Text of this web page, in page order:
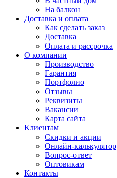
На балкон
Доставка и оплата
Как сделать заказ
Доставка
Оплата и рассрочка
О компании
Производство
Гарантия
Портфолио
Отзывы
Реквизиты
Вакансии
Карта сайта
Клиентам
Скидки и акции
Онлайн-калькулятор
Вопрос-ответ
Оптовикам
Контакты